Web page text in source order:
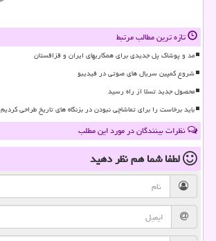
تازه ترین مطالب مرتبط
مد و پوشاک پل جدیدی برای همکاریهای ایران و قزاقستان
شروع کمپین سریال های صوتی در فیدیبو
محصول جدید تسلا از راه رسید
باید برخاست را برای تماشاچی نبودن در بزنگاه های تاریخ طراحی کردیم
نظرات بینندگان در مورد این مطلب
لطفا شما همنظر دهید